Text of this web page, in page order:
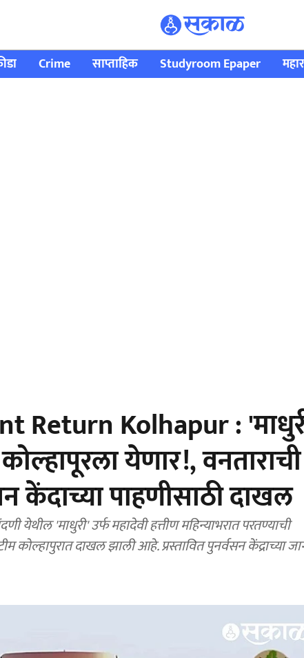
Crime साप्ताहिक Studyroom Epaper
Return Kolhapur :
येणार!, वनताराची
केंदाच्या पाहणीसाठी दाखल
'माधुरी' उर्फ महादेवी हत्तीण महिन्याभरात परतण्याची
कोल्हापुरात दाखल झाली आहे. प्रस्तावित पुनर्वसन केंद्राच्या